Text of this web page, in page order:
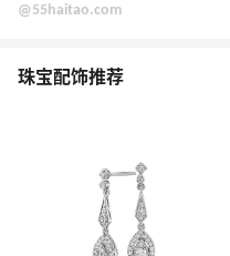
@55haitao.com
珠宝配饰推荐